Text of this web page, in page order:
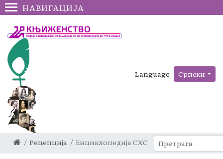
НАВИГАЦИЈА
Language Српски
Рецепција Енциклопедија СХС